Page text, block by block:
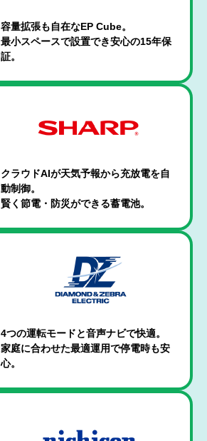
容量拡張も自在なEP Cube。
最小スペースで設置でき安心の15年保
証。
クラウドAIが天気予報から充放電を自
動制御。
賢く節電・防災ができる蓄電池。
4つの運転モードと音声ナビで快適。
家庭に合わせた最適運用で停電時も安
心。